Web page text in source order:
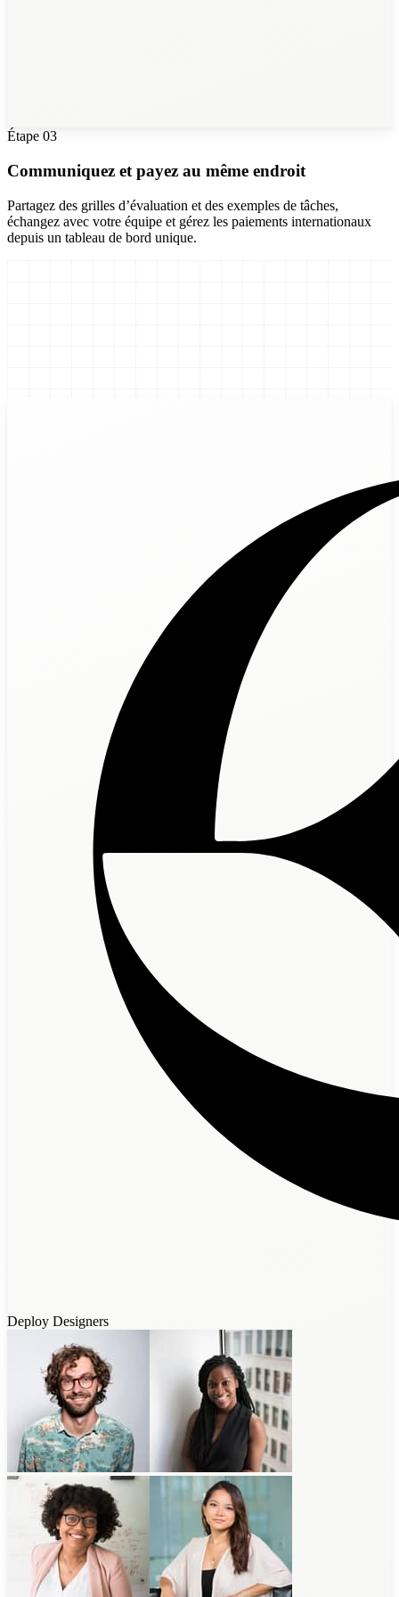
Étape 03
Communiquez et payez au même endroit
Partagez des grilles d’évaluation et des exemples de tâches,
échangez avec votre équipe et gérez les paiements internationaux
depuis un tableau de bord unique.
Deploy Designers